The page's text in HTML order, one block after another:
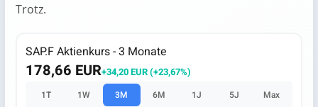
Trotz.
SAP.F Aktienkurs - 3 Monate
178,66 EUR+34,20 EUR (+23,67%)
1T 1W 3M 6M 1J 5J Max